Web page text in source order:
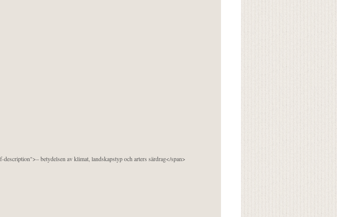
betydelsen av klimat, landskapstyp och arters särdrag</span>